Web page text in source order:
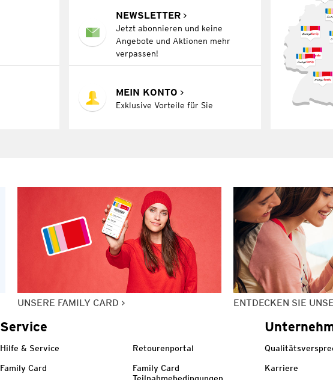
NEWSLETTER
Jetzt abonnieren und keine
Angebote und Aktionen mehr
verpassen!
MEIN KONTO
Exklusive Vorteile für Sie
UNSERE FAMILY CARD ENTDECKEN SIE
Service
Hilfe & Service Retourenportal
Family Card
Family Card
Karriere